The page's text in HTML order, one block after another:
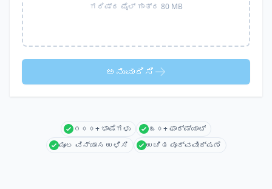
ಗರಿಷ್ಠ ಫೈಲ್ ಗಾತ್ರ 80 MB
ಅನುವಾದಿಸಿ
೧೦೦+ ಭಾಷೆಗಳು
೩೦+ ಫಾರ್ಮ್ಯಾಟ್
ಮೂಲ ವಿನ್ಯಾಸ ಉಳಿಸಿ
ಉಚಿತ ಪೂರ್ವವೀಕ್ಷಣೆ